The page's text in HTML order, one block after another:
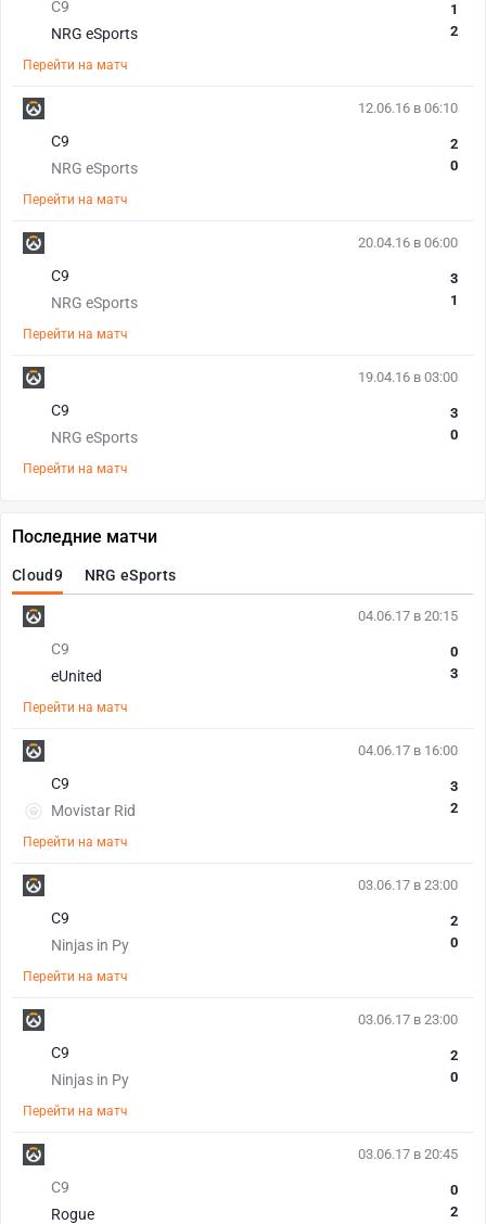
С9
NRG eSports
1
2
Перейти на матч
12.06.16 в 06:10
С9
NRG eSports
2
0
Перейти на матч
20.04.16 в 06:00
С9
NRG eSports
3
1
Перейти на матч
19.04.16 в 03:00
С9
NRG eSports
3
0
Перейти на матч
Последние матчи
Cloud9 NRG eSports
04.06.17 в 20:15
С9
eUnited
0
3
Перейти на матч
04.06.17 в 16:00
С9
Movistar Rid
3
2
Перейти на матч
03.06.17 в 23:00
С9
Ninjas in Py
2
0
Перейти на матч
03.06.17 в 23:00
С9
Ninjas in Py
2
0
Перейти на матч
03.06.17 в 20:45
С9
Rogue
0
2